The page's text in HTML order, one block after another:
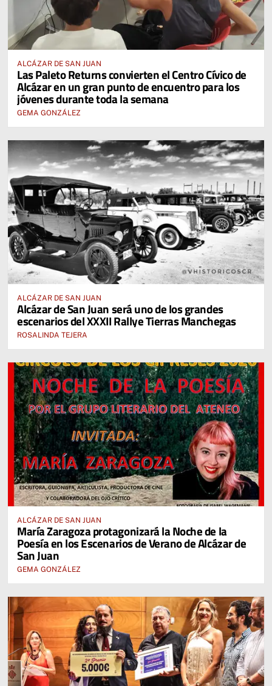
ALCÁZAR DE SAN JUAN
Las Paleto Returns convierten el Centro Cívico de
Alcázar en un gran punto de encuentro para los
jóvenes durante toda la semana
GEMA GONZÁLEZ
ALCÁZAR DE SAN JUAN
Alcázar de San Juan será uno de los grandes
escenarios del XXXII Rallye Tierras Manchegas
ROSALINDA TEJERA
ALCÁZAR DE SAN JUAN
María Zaragoza protagonizará la Noche de la
Poesía en los Escenarios de Verano de Alcázar de
San Juan
GEMA GONZÁLEZ